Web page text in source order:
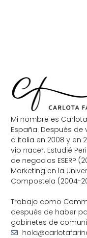
Mi nombre es
España. Después de
a Italia en 2008 y en
vio nacer. Estudié
de negocios ESERP
Marketing en la
Compostela (2004-
Trabajo como
después de haber
gabinetes de